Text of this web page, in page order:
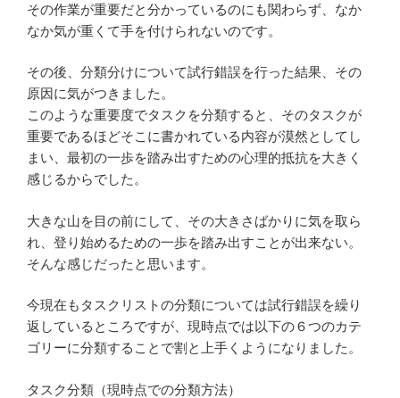
その作業が重要だと分かっているのにも関わらず、なか
なか気が重くて手を付けられないのです。
その後、分類分けについて試行錯誤を行った結果、その
原因に気がつきました。
このような重要度でタスクを分類すると、そのタスクが
重要であるほどそこに書かれている内容が漠然としてし
まい、最初の一歩を踏み出すための心理的抵抗を大きく
感じるからでした。
大きな山を目の前にして、その大きさばかりに気を取ら
れ、登り始めるための一歩を踏み出すことが出来ない。
そんな感じだったと思います。
今現在もタスクリストの分類については試行錯誤を繰り
返しているところですが、現時点では以下の６つのカテ
ゴリーに分類することで割と上手くようになりました。
タスク分類（現時点での分類方法）